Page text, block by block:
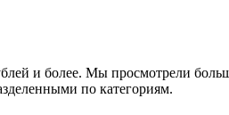
и более. Мы просмотрели
по категориям.